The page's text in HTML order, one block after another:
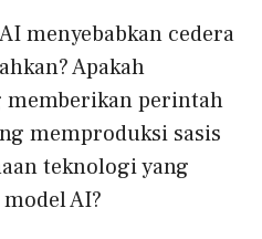
menyebabkan cedera
Apakah
memberikan perintah
memproduksi sasis
teknologi yang
AI?